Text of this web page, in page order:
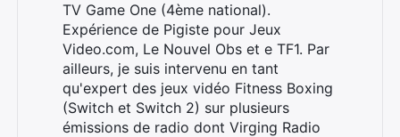
TV Game One (4ème national).
Expérience de Pigiste pour Jeux
Video.com, Le Nouvel Obs et e TF1. Par
ailleurs, je suis intervenu en tant
qu'expert des jeux vidéo Fitness Boxing
(Switch et Switch 2) sur plusieurs
émissions de radio dont Virging Radio